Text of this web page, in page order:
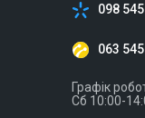
098
063
Графік
Сб 10:00-